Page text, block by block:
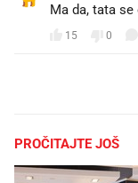
Ma da, tata
15 0
PROČITAJTE JOŠ